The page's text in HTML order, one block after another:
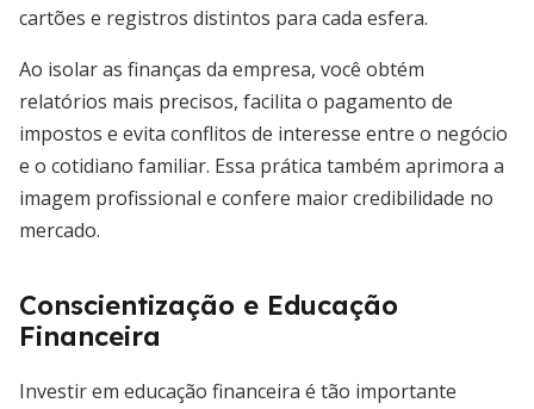
cartões e registros distintos para cada esfera.
Ao isolar as finanças da empresa, você obtém
relatórios mais precisos, facilita o pagamento de
impostos e evita conflitos de interesse entre o negócio
e o cotidiano familiar. Essa prática também aprimora a
imagem profissional e confere maior credibilidade no
mercado.
Conscientização e Educação
Financeira
Investir em educação financeira é tão importante